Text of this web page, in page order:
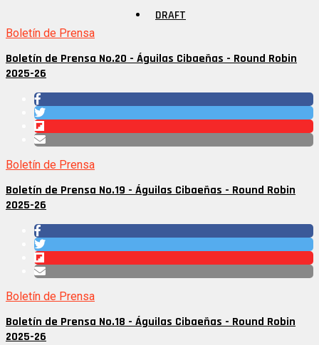
DRAFT
Boletín de Prensa
Boletín de Prensa No.20 - Águilas Cibaeñas - Round Robin
2025-26
Boletín de Prensa
Boletín de Prensa No.19 - Águilas Cibaeñas - Round Robin
2025-26
Boletín de Prensa
Boletín de Prensa No.18 - Águilas Cibaeñas - Round Robin
2025-26